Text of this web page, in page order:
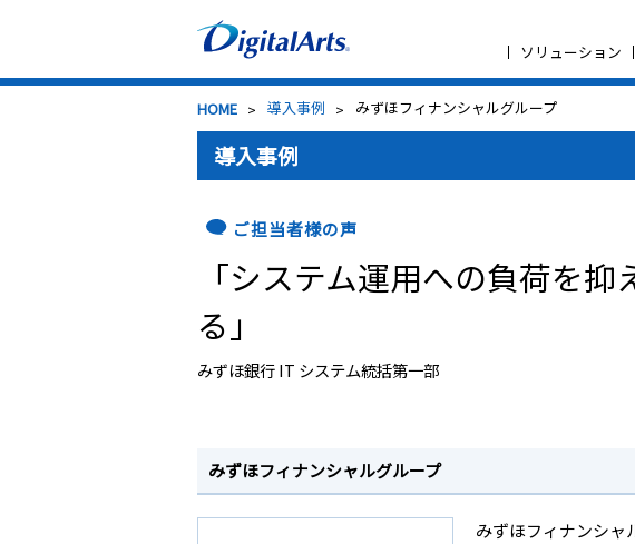
ソリューション
HOME 導入事例 > みずほフィナンシャルグループ
導入事例
ご担当者様の声
「システム運用への負荷を
る」
みずほ銀行 IT システム統括第一部
みずほフィナンシャルグループ
みずほフィナンシャ